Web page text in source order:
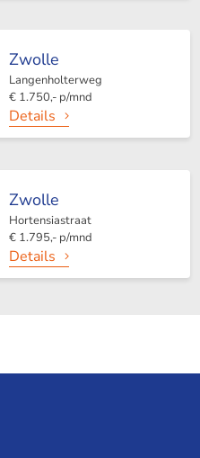
Zwolle
Langenholterweg
€ 1.750,- p/mnd
Details
Zwolle
Hortensiastraat
€ 1.795,- p/mnd
Details